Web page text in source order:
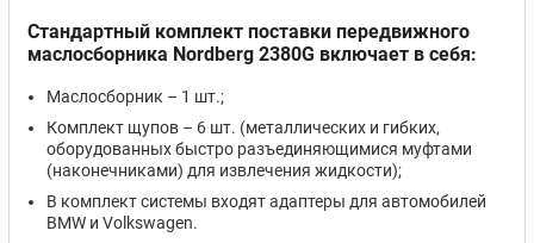
Стандартный комплект поставки передвижного
маслосборника Nordberg 2380G включает в себя:
Маслосборник – 1 шт.;
Комплект щупов – 6 шт. (металлических и гибких,
оборудованных быстро разъединяющимися муфтами
(наконечниками) для извлечения жидкости);
В комплект системы входят адаптеры для автомобилей
BMW и Volkswagen.